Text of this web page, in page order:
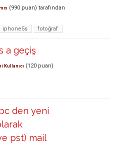
(990 puan) tarafından
iphone5s fotoğraf
a geçiş
Kullanıcı (120 puan)
den yeni
pst) mail